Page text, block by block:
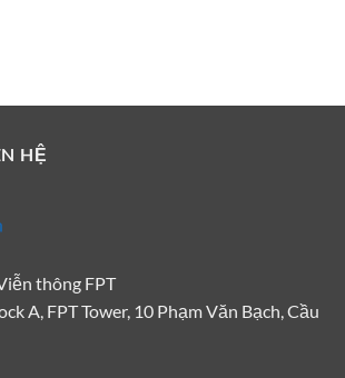
HỆ
thông FPT
A, FPT Tower, 10 Phạm Văn Bạch, Cầu